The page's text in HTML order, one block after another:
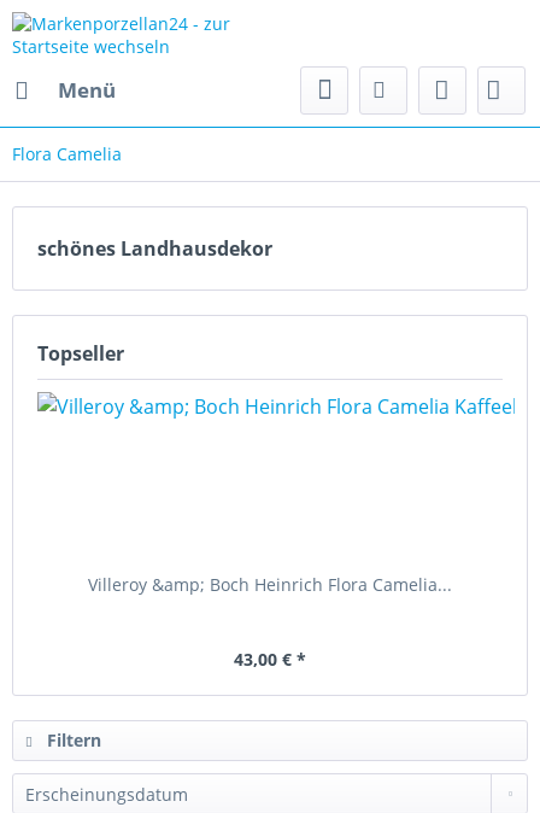
Menü
Flora Camelia
schönes Landhausdekor
Topseller
Villeroy &amp; Boch Heinrich Flora Camelia...
43,00 € *
Filtern